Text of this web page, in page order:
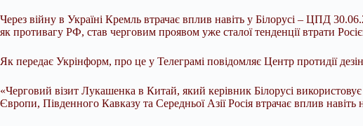
Через війну в Україні Кремль втрачає вплив навіть у Білорусі – ЦПД
як противагу РФ, став черговим проявом уже сталої тенденції втрати
Як передає Укрінформ, про це у Телеграмі повідомляє Центр протидії
«Черговий візит Лукашенка в Китай, який керівник Білорусі
Європи, Південного Кавказу та Середньої Азії Росія втрачає вплив навіть